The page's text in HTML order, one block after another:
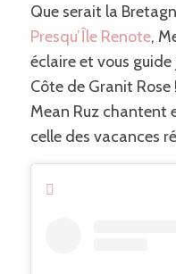
Que serait la
Presqu’Île Renote,
éclaire et vous guide
Côte de Granit Rose
Mean Ruz chantent
celle des vacances